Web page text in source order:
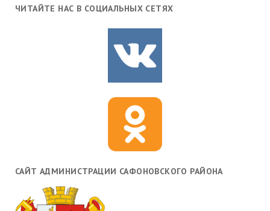
ЧИТАЙТЕ НАС В СОЦИАЛЬНЫХ СЕТЯХ
САЙТ АДМИНИСТРАЦИИ САФОНОВСКОГО РАЙОНА